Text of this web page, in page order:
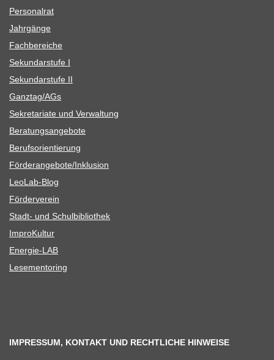
Per­so­nal­rat
Jahr­gänge
Fach­be­rei­che
Sekun­dar­stufe I
Sekun­dar­stufe II
Ganztag/​​AGs
Sekre­ta­riate und Verwaltung
Bera­tungs­an­ge­bote
Berufs­ori­en­tie­rung
Förderangebote/​​Inklusion
Leo­Lab-Blog
För­der­ver­ein
Stadt- und Schulbibliothek
Impro­Kul­tur
Ener­­gie-LAB
Lese­men­to­ring
IMPRESSUM, KONTAKT UND RECHTLICHE HINWEISE